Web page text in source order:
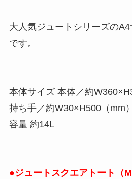
大人気ジュートシリーズの
です。
本体サイズ 本体／約
持ち手／約W30×H500（mm）
容量 約14L
●ジュートスクエアトート（